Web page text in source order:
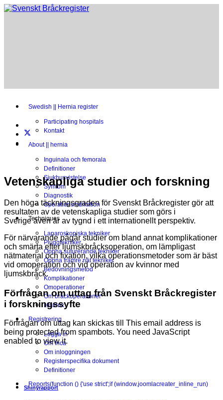
Swedish || Hernia register
Participating hospitals
Kontakt
About || hernia
Inguinala och femorala
Definitioner
Sjukhusvistelse
Symtom
Diagnostik
Operationsindikation
Techniques
Laparoskopiska tekniker
Pluggtekniker
Öppna suturerande tekniker
Öppna främre nät tekniker
Bedövningsmetod
Komplikationer
Omoperationer
Om bråckoperationer
Historik
Registrering
Logga in
Om Inca
Om inloggningen
Registerspecifika dokument
Definitioner
Reports(function () {'use strict';if (window.joomlacreater_inline_run)
Vetenskapliga studier och forskning
Den höga täckningsgraden för Svenskt Bråckregister gör att
resultaten av de vetenskapliga studier som görs i
Sverige även är av tygnd i ett internationellt perspektiv.
För närvarande pågår studier om bland annat komplikationer
och smärta efter ljumskbråcksoperation, om lämpligast
nätmaterial och fixation, vilka operationsmetoder som är bäst
vid omoperation och vid operation av kvinnor med
ljumskbråck.
Förfrågan om uttag från Svenskt Bråckregister
i forskningssyfte
Förfrågan om uttag kan skickas till This email address is
being protected from spambots. You need JavaScript
enabled to view it.
Shinyrapport